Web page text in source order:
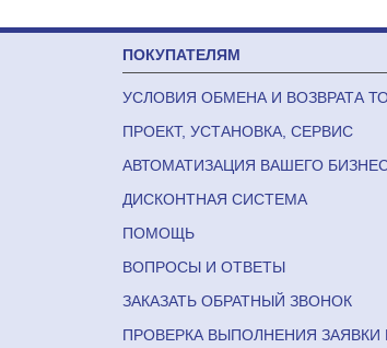
ПОКУПАТЕЛЯМ
УСЛОВИЯ ОБМЕНА И ВОЗВРАТА
ПРОЕКТ, УСТАНОВКА, СЕРВИС
АВТОМАТИЗАЦИЯ ВАШЕГО
ДИСКОНТНАЯ СИСТЕМА
ПОМОЩЬ
ВОПРОСЫ И ОТВЕТЫ
ЗАКАЗАТЬ ОБРАТНЫЙ ЗВОНОК
ПРОВЕРКА ВЫПОЛНЕНИЯ